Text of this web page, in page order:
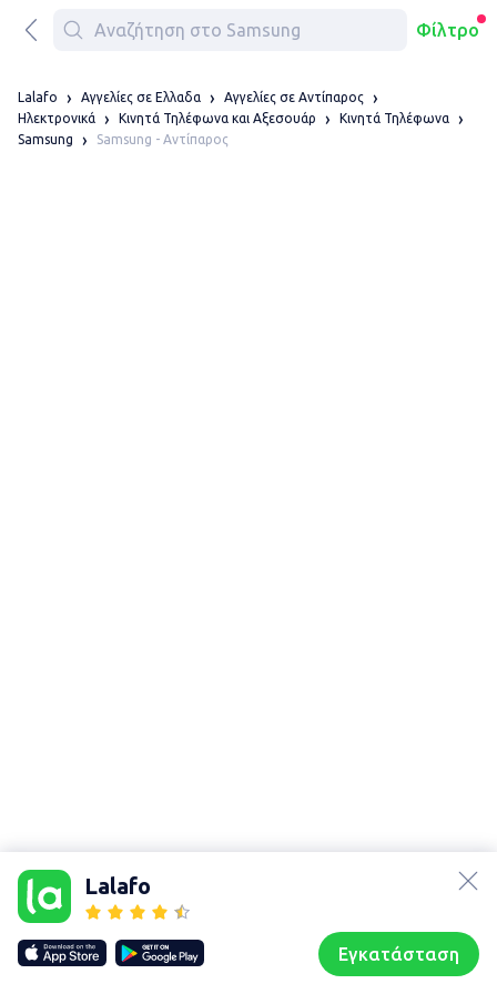
Φίλτρο
Lalafo
Εγκατάσταση
Lalafo Αγγελίες σε Ελλαδα
Αγγελίες σε Αντίπαρος
Ηλεκτρονικά
Κινητά Τηλέφωνα και Αξεσουάρ
Κινητά Τηλέφωνα
Samsung
Samsung - Αντίπαρος
Our websites
lalafo.kg
lalafo.rs
lalafo.pl
Sitemap
τοποθεσίας
Συζητήσεις Προφίλ